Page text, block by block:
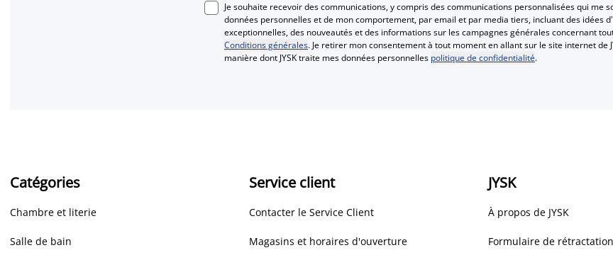
Je souhaite recevoir des communications, y compris des communications personnalisées qui me
données personnelles et de mon comportement, par email et par media tiers, incluant des idées
exceptionnelles, des nouveautés et des informations sur les campagnes générales concernant
Conditions générales. Je retirer mon consentement à tout moment en allant sur le site internet de
manière dont JYSK traite mes données personnelles politique de confidentialité.
Catégories
Chambre et literie
Salle de bain
Service client
Contacter le Service Client
Magasins et horaires d'ouverture
JYSK
À propos de JYSK
Formulaire de rétractation